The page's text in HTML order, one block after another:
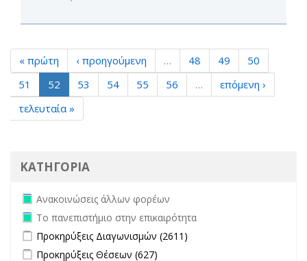
« πρώτη ‹ προηγούμενη … 48 49
50
51
52 53 54 55 56 …
επόμενη ›
τελευταία »
ΚΑΤΗΓΟΡΙΑ
Remove Ανακοινώσεις άλλων φορέων filter
Ανακοινώσεις άλλων φορέων
Remove Το πανεπιστήμιο στην επικαιρότητα filter
Το πανεπιστήμιο στην επικαιρότητα
Apply Προκηρύξεις Διαγωνισμών filter
Προκηρύξεις Διαγωνισμών (2611)
Apply Προκηρύξεις Θέσεων filter
Προκηρύξεις Θέσεων (627)